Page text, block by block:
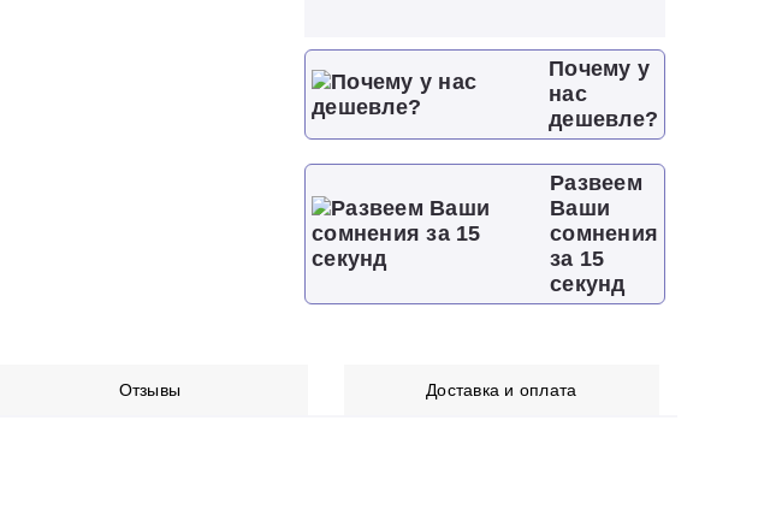
Почему у
нас
дешевле?
Развеем
Ваши
сомнения
за 15
секунд
Отзывы Доставка и оплата